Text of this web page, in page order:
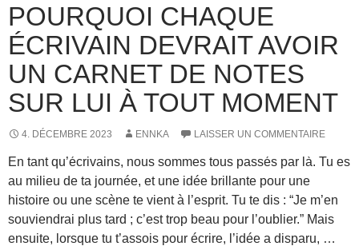
POURQUOI CHAQUE
ÉCRIVAIN DEVRAIT AVOIR
UN CARNET DE NOTES
SUR LUI À TOUT MOMENT
4. DÉCEMBRE 2023 ENNKA LAISSER UN COMMENTAIRE
En tant qu’écrivains, nous sommes tous passés par là. Tu es
au milieu de ta journée, et une idée brillante pour une
histoire ou une scène te vient à l’esprit. Tu te dis : “Je m’en
souviendrai plus tard ; c’est trop beau pour l’oublier.” Mais
ensuite, lorsque tu t’assois pour écrire, l’idée a disparu, …